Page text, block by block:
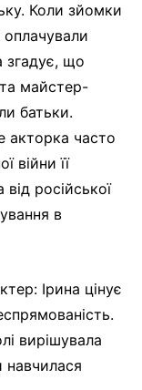
Коли зйомки
згадує, що
майстер-
батьки.
акторка часто
війни її
російської
в
Ірина цінує
вирішувала
навчилася